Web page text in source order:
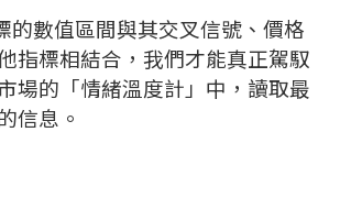
的數值區間與其交叉信號、價格
指標相結合，我們才能真正駕馭
場的「情緒溫度計」中，讀取最
信息。